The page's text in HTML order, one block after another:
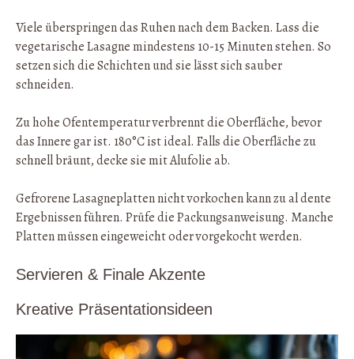
Viele überspringen das Ruhen nach dem Backen. Lass die
vegetarische Lasagne mindestens 10-15 Minuten stehen. So
setzen sich die Schichten und sie lässt sich sauber
schneiden.
Zu hohe Ofentemperatur verbrennt die Oberfläche, bevor
das Innere gar ist. 180°C ist ideal. Falls die Oberfläche zu
schnell bräunt, decke sie mit Alufolie ab.
Gefrorene Lasagneplatten nicht vorkochen kann zu al dente
Ergebnissen führen. Prüfe die Packungsanweisung. Manche
Platten müssen eingeweicht oder vorgekocht werden.
Servieren & Finale Akzente
Kreative Präsentationsideen